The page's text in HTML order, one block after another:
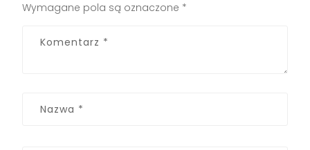
Wymagane pola są oznaczone *